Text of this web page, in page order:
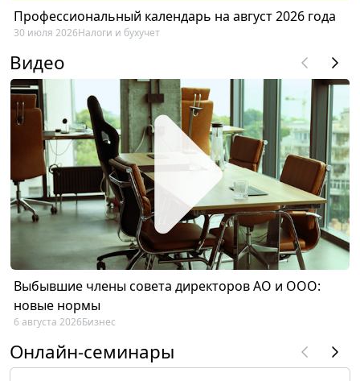
Профессиональный календарь на август 2026 года
30 июля 2026Налоги и бухучет
Видео
Выбывшие члены совета директоров АО и ООО:
новые нормы
6 августа 2026Бизнес
Онлайн-семинары